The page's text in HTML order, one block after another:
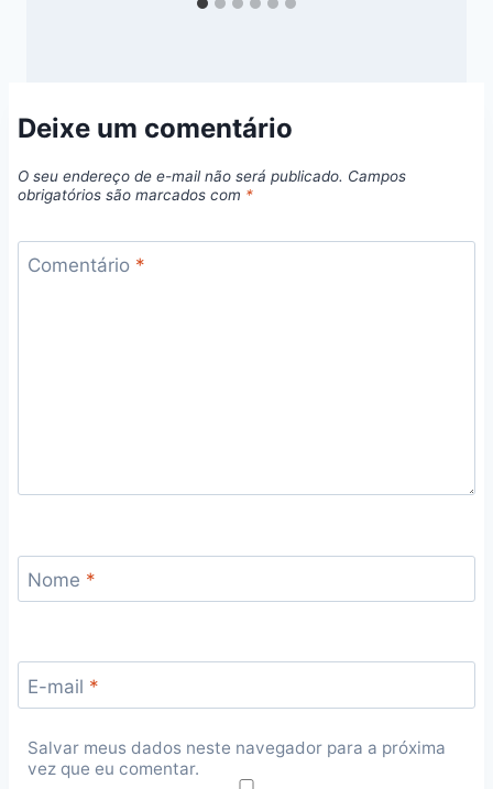
Deixe um comentário
O seu endereço de e-mail não será publicado. Campos
obrigatórios são marcados com *
Comentário *
Nome *
E-mail *
Salvar meus dados neste navegador para a próxima
vez que eu comentar.